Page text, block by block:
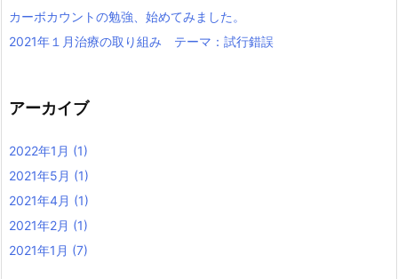
カーボカウントの勉強、始めてみました。
2021年１月治療の取り組み テーマ：試行錯誤
アーカイブ
2022年1月 (1)
2021年5月 (1)
2021年4月 (1)
2021年2月 (1)
2021年1月 (7)